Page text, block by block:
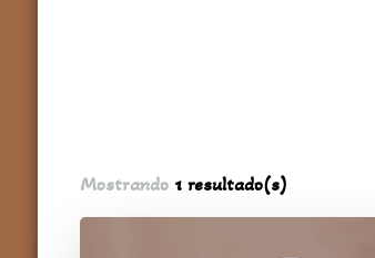
Mostrando 1 resultado(s)